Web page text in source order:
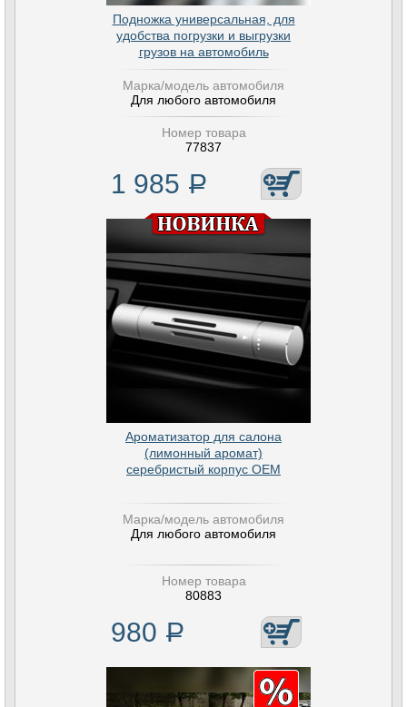
Подножка универсальная, для
удобства погрузки и выгрузки
грузов на автомобиль
Марка/модель автомобиля
Для любого автомобиля
Номер товара
77837
1 985 Р
Ароматизатор для салона
(лимонный аромат)
серебристый корпус OEM
Марка/модель автомобиля
Для любого автомобиля
Номер товара
80883
980 Р